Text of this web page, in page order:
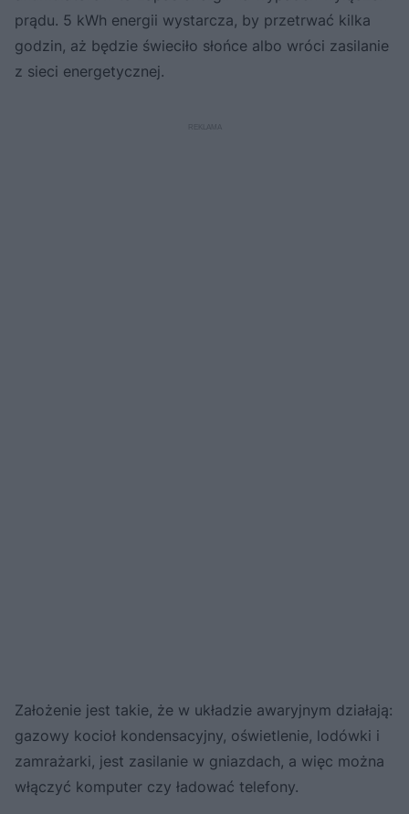
prądu. 5 kWh energii wystarcza, by przetrwać kilka
godzin, aż będzie świeciło słońce albo wróci zasilanie
z sieci energetycznej.
Założenie jest takie, że w układzie awaryjnym działają:
gazowy kocioł kondensacyjny, oświetlenie, lodówki i
zamrażarki, jest zasilanie w gniazdach, a więc można
włączyć komputer czy ładować telefony.